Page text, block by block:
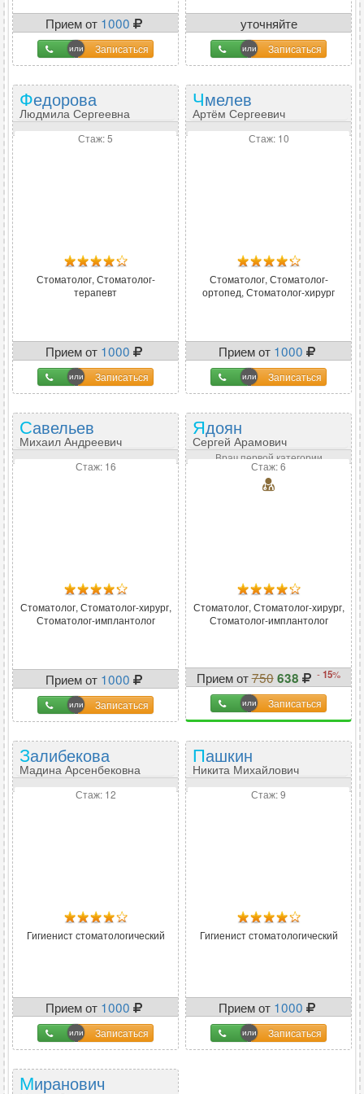
Прием от 1000
Записаться
уточняйте
Записаться
Федорова
Людмила Сергеевна
Стаж: 5
Стоматолог, Стоматолог-
терапевт
Прием от 1000
Записаться
Чмелев
Артём Сергеевич
Стаж: 10
Стоматолог, Стоматолог-
ортопед, Стоматолог-хирург
Прием от 1000
Записаться
Савельев
Михаил Андреевич
Стаж: 16
Стоматолог, Стоматолог-хирург,
Стоматолог-имплантолог
Прием от 1000
Записаться
Ядоян
Сергей Арамович
Врач первой категории
Стаж: 6
Стоматолог, Стоматолог-хирург,
Стоматолог-имплантолог
Прием от750 638 -15%
Записаться
Залибекова
Мадина Арсенбековна
Стаж: 12
Гигиенист стоматологический
Прием от 1000
Записаться
Пашкин
Никита Михайлович
Стаж: 9
Гигиенист стоматологический
Прием от 1000
Записаться
Миранович